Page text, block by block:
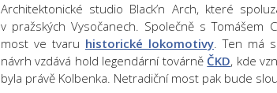
Architektonické studio Black’n Arch, které
v pražských Vysočanech. Společně s Tomášem
most ve tvaru historické lokomotivy. Ten má
návrh vzdává hold legendární továrně ČKD, kde
byla právě Kolbenka. Netradiční most pak bude